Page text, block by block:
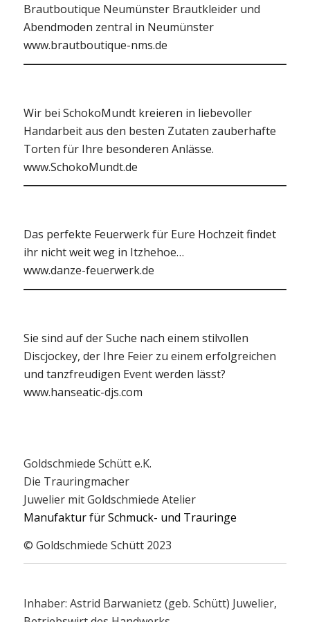
Brautboutique Neumünster Brautkleider und
Abendmoden zentral in Neumünster
www.brautboutique-nms.de
Wir bei SchokoMundt kreieren in liebevoller
Handarbeit aus den besten Zutaten zauberhafte
Torten für Ihre besonderen Anlässe.
www.SchokoMundt.de
Das perfekte Feuerwerk für Eure Hochzeit findet
ihr nicht weit weg in Itzhehoe…
www.danze-feuerwerk.de
Sie sind auf der Suche nach einem stilvollen
Discjockey, der Ihre Feier zu einem erfolgreichen
und tanzfreudigen Event werden lässt?
www.hanseatic-djs.com
Goldschmiede Schütt e.K.
Die Trauringmacher
Juwelier mit Goldschmiede Atelier
Manufaktur für Schmuck- und Trauringe
© Goldschmiede Schütt 2023
Inhaber: Astrid Barwanietz (geb. Schütt) Juwelier,